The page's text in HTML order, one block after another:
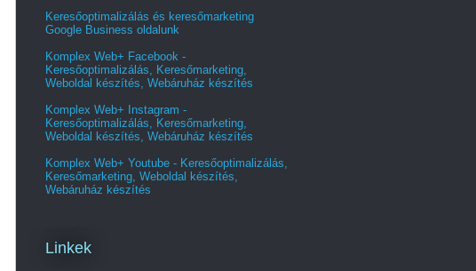
Keresőoptimalizálás és keresőmarketing
Google Business oldalunk
Komplex Web+ Facebook -
Keresőoptimalizálás, Keresőmarketing,
Weboldal készítés, Webáruház készítés
Komplex Web+ Instagram -
Keresőoptimalizálás, Keresőmarketing,
Weboldal készítés, Webáruház készítés
Komplex Web+ Youtube - Keresőoptimalizálás,
Keresőmarketing, Weboldal készítés,
Webáruház készítés
Linkek